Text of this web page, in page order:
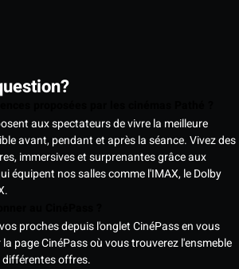
aux spectateurs de vivre la meilleure
avant, pendant et après la séance. Vivez des
immersives et surprenantes grâce aux
équipent nos salles comme l'IMAX, le Dolby
proches depuis l'onglet CinéPass en vous
page CinéPass où vous trouverez l'ensmeble
offres.